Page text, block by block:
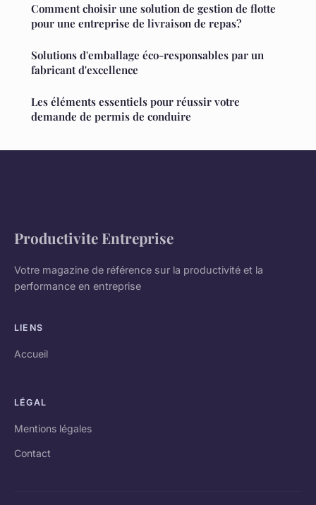
Comment choisir une solution de gestion de flotte
pour une entreprise de livraison de repas?
Solutions d'emballage éco-responsables par un
fabricant d'excellence
Les éléments essentiels pour réussir votre
demande de permis de conduire
Productivite Entreprise
Votre magazine de référence sur la productivité et la
performance en entreprise
LIENS
Accueil
LÉGAL
Mentions légales
Contact